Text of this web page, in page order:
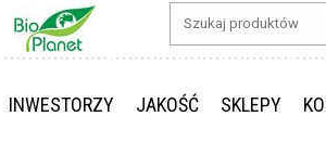
INWESTORZY JAKOŚĆ SKLEPY